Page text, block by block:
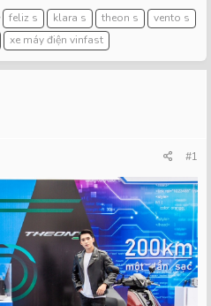
T
a
g
s
feliz s klara s theon s
vento s
xe máy điện vinfast
#1